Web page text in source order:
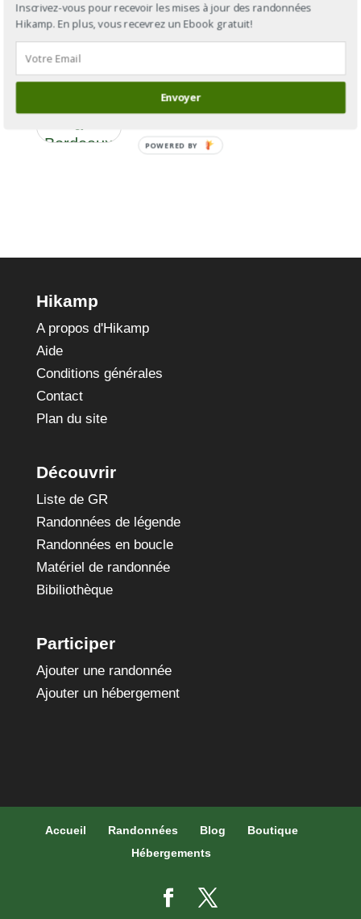
GR®655
section 7 :
Bordeaux
Hikamp
A propos d'Hikamp
Aide
Conditions générales
Contact
Plan du site
Découvrir
Liste de GR
Randonnées de légende
Randonnées en boucle
Matériel de randonnée
Bibiliothèque
Participer
Ajouter une randonnée
Ajouter un hébergement
Accueil Randonnées Blog
Boutique
Hébergements
Inscrivez-vous pour recevoir les mises à jour des randonnées
Hikamp. En plus, vous recevrez un Ebook gratuit!
Envoyer
POWERED BY